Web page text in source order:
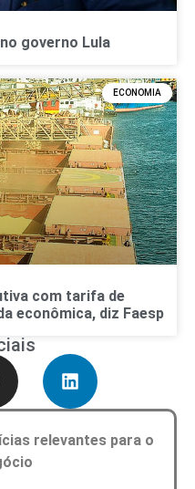
governo Lula
ECONOMIA
com tarifa de
econômica, diz Faesp
relevantes para o